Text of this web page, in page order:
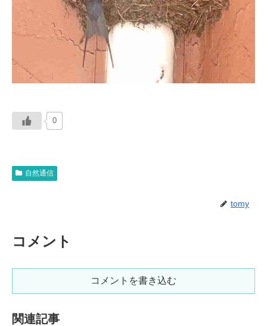
0
自然通信
tomy
コメント
コメントを書き込む
関連記事